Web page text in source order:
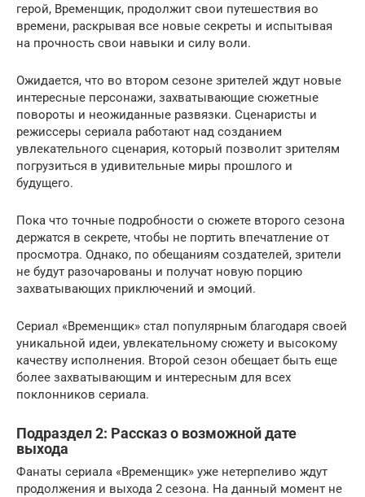
герой, Временщик, продолжит свои путешествия во
времени, раскрывая все новые секреты и испытывая
на прочность свои навыки и силу воли.
Ожидается, что во втором сезоне зрителей ждут новые
интересные персонажи, захватывающие сюжетные
повороты и неожиданные развязки. Сценаристы и
режиссеры сериала работают над созданием
увлекательного сценария, который позволит зрителям
погрузиться в удивительные миры прошлого и
будущего.
Пока что точные подробности о сюжете второго сезона
держатся в секрете, чтобы не портить впечатление от
просмотра. Однако, по обещаниям создателей, зрители
не будут разочарованы и получат новую порцию
захватывающих приключений и эмоций.
Сериал «Временщик» стал популярным благодаря своей
уникальной идеи, увлекательному сюжету и высокому
качеству исполнения. Второй сезон обещает быть еще
более захватывающим и интересным для всех
поклонников сериала.
Подраздел 2: Рассказ о возможной дате
выхода
Фанаты сериала «Временщик» уже нетерпеливо ждут
продолжения и выхода 2 сезона. На данный момент не